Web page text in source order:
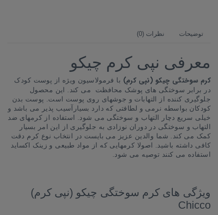
توضیحات نظرات (0)
معرفی نپی کرم چیکو
کرم سوختگی چیکو (نپی کرم) با فرمولاسیون ویژه از پوست کودک
در برابر سوختگی های پوشک محافظت می کند. این محصول
جلوگیری کننده از التهابات و جوشهای روی پوست است. پوست بدن
کودکان بواسطه نرمی و لطافتی که دارد بسیارآسیب پذیر می باشد و
خیلی سریع دچار التهاب و سوختگی می شود. استفاده از کرمهای ضد
التهاب و سوختگی در دوران نوزادی به جلوگیری از این امر بسیار
کمک می کند. شما والدین عزیز می بایست در انتخاب نوع کرم دقت
کافی داشته باشید. اصولا کرمهایی که از مواد طبیعی و زینک اکساید
استفاده می کنند توصیه می شود.
ویژگی های کرم سوختگی چیکو (نپی کرم)
Chicco